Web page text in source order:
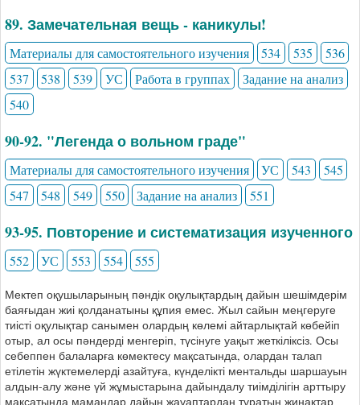
89. Замечательная вещь - каникулы!
Материалы для самостоятельного изучения 534 535
536
537
538 539 УС Работа в группах
Задание на анализ
540
90-92. "Легенда о вольном граде"
Материалы для самостоятельного изучения УС 543
545
547
548 549 550 Задание на анализ 551
93-95. Повторение и систематизация изученного
552 УС 553 554 555
Мектеп оқушыларының пәндік оқулықтардың дайын шешімдерім
баяғыдан жиі қолданатыны құпия емес. Жыл сайын меңгеруге
тиісті оқулықтар санымен олардың көлемі айтарлықтай көбейіп
отыр, ал осы пәндерді менгеріп, түсінуге уақыт жеткіліксіз. Осы
себеппен балаларға көмектесу мақсатында, олардан талап
етілетін жүктемелерді азайтуға, күнделікті ментальды шаршауын
алдын-алу және үй жұмыстарына дайындалу тиімділігін арттыру
мақсатында мамандар дайын жауаптардан тұратын жинақтар